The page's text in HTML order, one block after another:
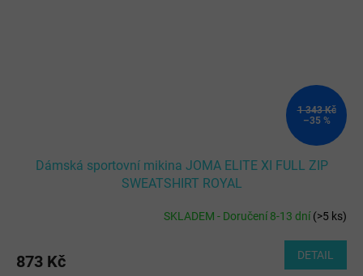
1 343 Kč
–35 %
Dámská sportovní mikina JOMA ELITE XI FULL ZIP
SWEATSHIRT ROYAL
SKLADEM - Doručení 8-13 dní(>5 ks)
873 Kč DETAIL